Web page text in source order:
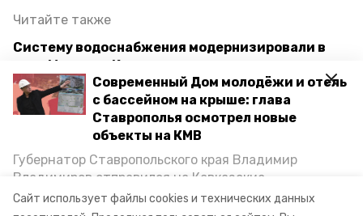
Сайт использует файлы cookies и технических данных
Современный Дом молодёжи и отель
с бассейном на крыше: глава
Ставрополья осмотрел новые
объекты на КМВ
Губернатор Ставропольского края Владимир
Владимиров отправился на Кавказские
Минеральные Воды, чтобы проинспектировать
Читайте также
Систему водоснабжения модернизировали в
селе Марьины Колодцы
Полностью модернизировать систему
водоснабжения планируют на Ставрополье
Качественным водоснабжением обеспечили
220 тысяч ставропольцев в 2023 году